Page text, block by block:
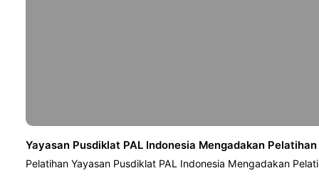
Yayasan Pusdiklat PAL Indonesia Mengadakan
Pelatihan Yayasan Pusdiklat PAL Indonesia Mengadakan